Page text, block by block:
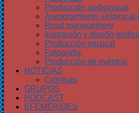
Producción audiovisual
Asesoramiento jurídico al
Road management
Ilustración y diseño
Producción musical
Fotografía
Producción de eventos
NOTICIAS
Crónicas
GRUPOS
PODCAST
EFEMÉRIDES